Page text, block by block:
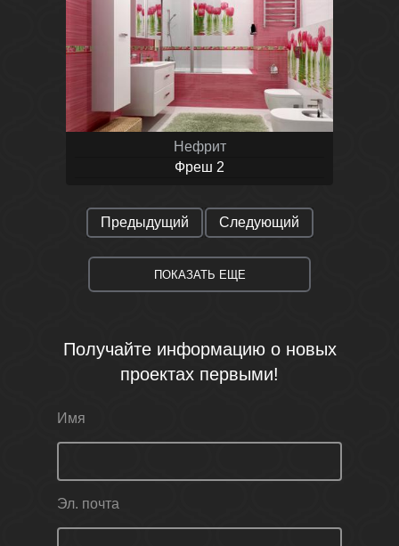
Нефрит
Фреш 2
Предыдущий Следующий
ПОКАЗАТЬ ЕЩЕ
Получайте информацию о новых
проектах первыми!
Имя
Эл. почта